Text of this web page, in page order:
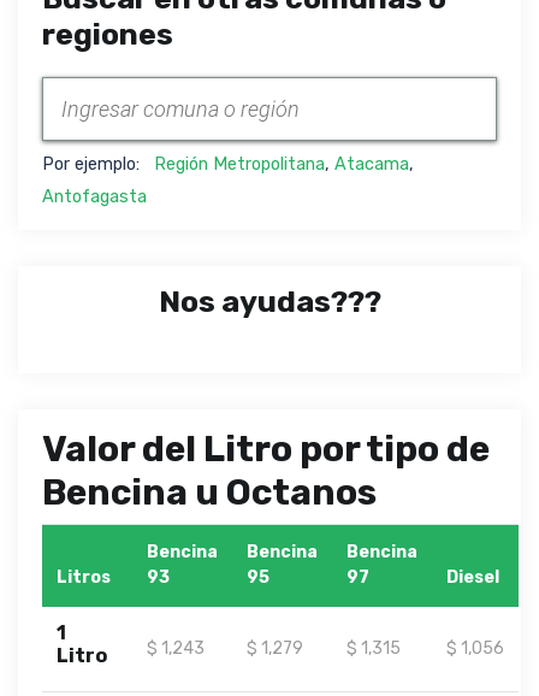
regiones
Por ejemplo: Región Metropolitana, Atacama,
Antofagasta
Nos ayudas???
Valor del Litro por tipo de
Bencina u Octanos
Litros
Bencina
93
Bencina
95
Bencina
97
Diesel
1
Litro
$ 1,243 $ 1,279 $ 1,315 $ 1,056